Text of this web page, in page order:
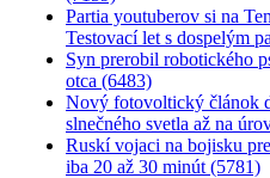
Partia youtuberov si na
Testovací let s dospelým
Syn prerobil robotického
otca (6483)
Nový fotovoltický článok
slnečného svetla až na
Ruskí vojaci na bojisku
iba 20 až 30 minút (5781)